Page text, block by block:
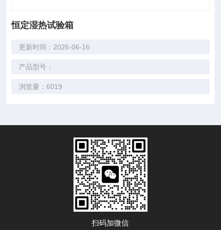
恒定湿热试验箱
更新时间：2026-06-16
产品型号：
浏览量：6019
扫码加微信